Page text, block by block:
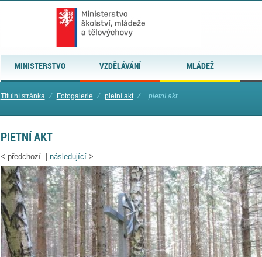
MINISTERSTVO VZDĚLÁVÁNÍ MLÁDEŽ
Titulní stránka ⁄ Fotogalerie ⁄ pietní akt ⁄ pietní akt
PIETNÍ AKT
< předchozí | následující>